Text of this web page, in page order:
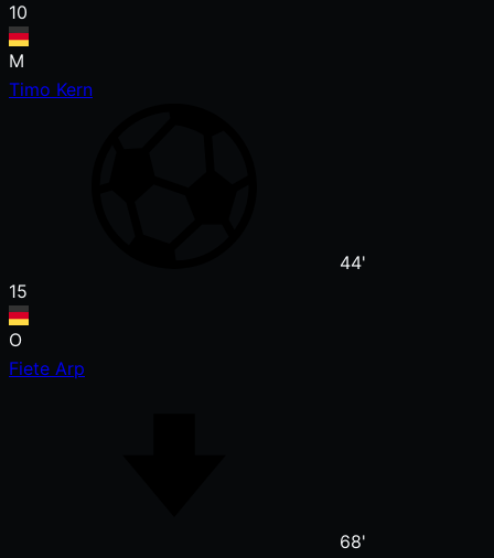
10
M
Timo Kern
44'
15
O
Fiete Arp
68'